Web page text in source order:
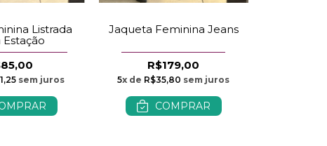
Listrada
Estação
sem juros
Jaqueta Feminina Jeans
R$179,00
5x de R$35,80 sem juros
COMPRAR